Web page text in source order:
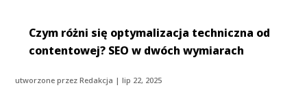
Czym różni się optymalizacja techniczna od
contentowej? SEO w dwóch wymiarach
utworzone przezRedakcja |lip 22, 2025